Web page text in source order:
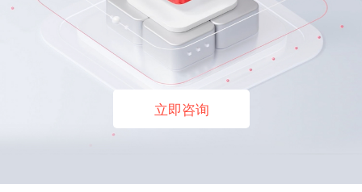
立即咨询